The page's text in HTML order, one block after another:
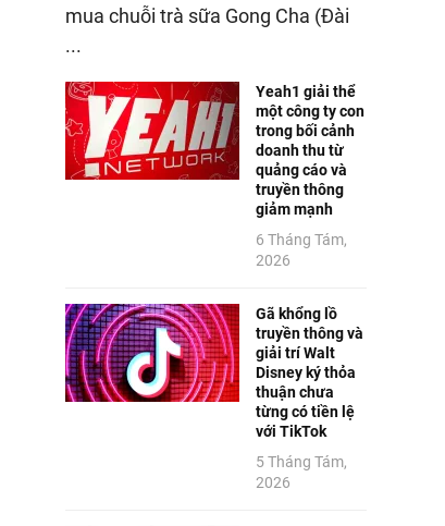
mua chuỗi trà sữa Gong Cha (Đài
...
Yeah1 giải thể
một công ty con
trong bối cảnh
doanh thu từ
quảng cáo và
truyền thông
giảm mạnh
6 Tháng Tám,
2026
Gã khổng lồ
truyền thông và
giải trí Walt
Disney ký thỏa
thuận chưa
từng có tiền lệ
với TikTok
5 Tháng Tám,
2026